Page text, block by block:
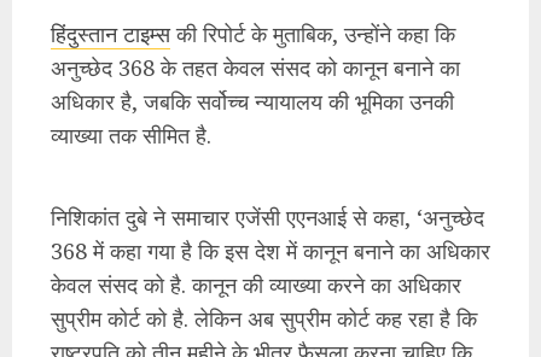
हिंदुस्तान टाइम्सकी रिपोर्ट के मुताबिक, उन्होंने कहा कि
अनुच्छेद 368 के तहत केवल संसद को कानून बनाने का
अधिकार है, जबकि सर्वोच्च न्यायालय की भूमिका उनकी
व्याख्या तक सीमित है.
निशिकांत दुबे ने समाचार एजेंसी एएनआई से कहा, ‘अनुच्छेद
368 में कहा गया है कि इस देश में कानून बनाने का अधिकार
केवल संसद को है. कानून की व्याख्या करने का अधिकार
सुप्रीम कोर्ट को है. लेकिन अब सुप्रीम कोर्ट कह रहा है कि